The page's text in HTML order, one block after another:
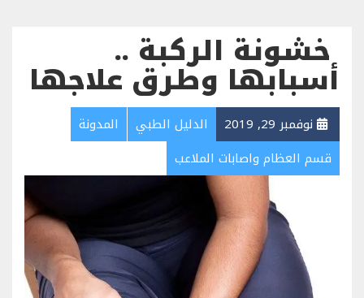
خشونة الركبة ..
أسبابها وطرق علاجها
نوفمبر 29, 2019 الدليل الطبي
المدونة
قسم العظام واصابات الملاعب